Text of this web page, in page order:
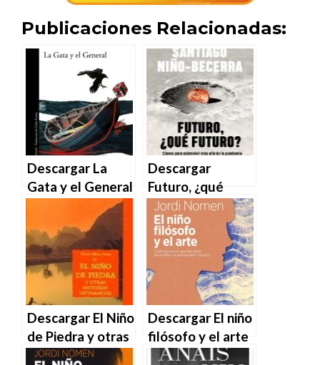
Publicaciones Relacionadas:
Descargar La
Gata y el General
Haratischwili en
EPUB | PDF |
MOBI
Descargar
Futuro, ¿qué
futuro? de
Santiago Niño
Becerra en EPUB
| PDF | MOBI
Descargar El Niño
de Piedra y otras
historias
Descargar El niño
filósofo y el arte
– Jordi Nomen en